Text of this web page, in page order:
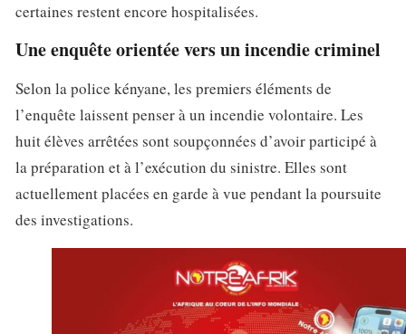
certaines restent encore hospitalisées.
Une enquête orientée vers un incendie criminel
Selon la police kényane, les premiers éléments de
l’enquête laissent penser à un incendie volontaire. Les
huit élèves arrêtées sont soupçonnées d’avoir participé à
la préparation et à l’exécution du sinistre. Elles sont
actuellement placées en garde à vue pendant la poursuite
des investigations.